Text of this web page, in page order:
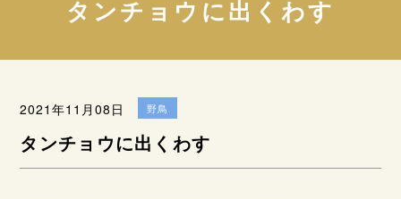
タンチョウに出くわす
2021年11月08日 野鳥
タンチョウに出くわす